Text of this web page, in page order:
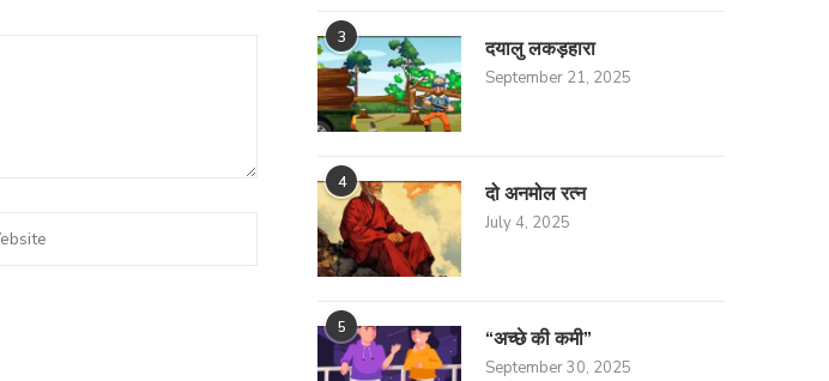
3 दयालु लकड़हारा
September 21, 2025
4 दो अनमोल रत्न
July 4, 2025
5 “अच्छे की कमी”
September 30, 2025